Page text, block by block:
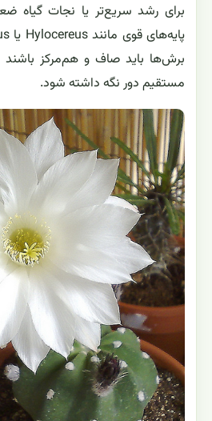
برای رشد سریع‌تر یا نجات گیاه
برش‌ها باید صاف و هم‌مرکز باشند
مستقیم دور نگه داشته شود.